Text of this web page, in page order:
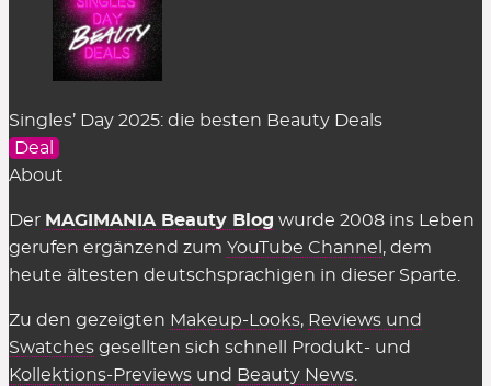
Singles’ Day 2025: die besten Beauty Deals
Deal
About
Der MAGIMANIA Beauty Blog wurde 2008 ins Leben
gerufen ergänzend zum YouTube Channel , dem
heute ältesten deutschsprachigen in dieser Sparte.
Zu den gezeigten Makeup-Looks, Reviews und
Swatches gesellten sich schnell Produkt- und
Kollektions-Previews und Beauty News